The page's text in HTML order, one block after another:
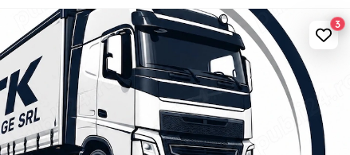
3